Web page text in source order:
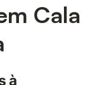
Cala
à